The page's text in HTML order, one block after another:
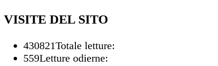
VISITE DEL SITO
430821Totale letture:
559Letture odierne: